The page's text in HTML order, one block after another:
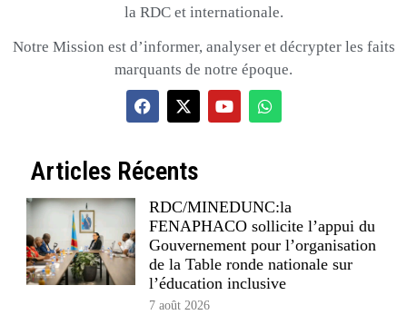
la RDC et internationale.
Notre Mission est d’informer, analyser et décrypter les faits
marquants de notre époque.
Articles Récents
RDC/MINEDUNC:la
FENAPHACO sollicite l’appui du
Gouvernement pour l’organisation
de la Table ronde nationale sur
l’éducation inclusive
7 août 2026